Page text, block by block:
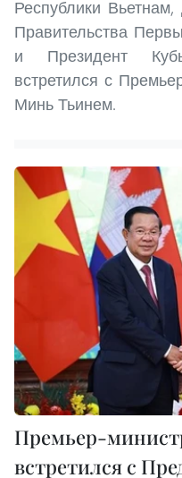
Республики
Правительства
и Президент
встретился с
Минь Тьинем.
Премьер-
встретился с